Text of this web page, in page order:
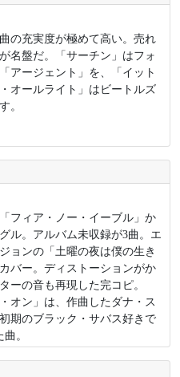
の充実度が極めて高い。売れ
名盤だ。「サーチン」はフォ
アージェント」を、「イット
オールライト」はビートルズ
。
フィア・ノー・イーブル」か
ル。アルバム未収録が3曲。エ
ョンの「土曜の夜は僕の生き
バー。ディストーションがか
ーの音も再現した完コピ。
・オン」は、作曲したダナ・ス
期のブラック・サバス好きで
。